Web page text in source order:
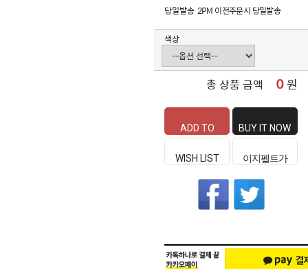
당일발송 2PM 이전주문시 당일발송
색상
총 상품 금액 0원
ADD TO
CART
BUY IT NOW
WISH LIST 이지펠트가
좋은 이유